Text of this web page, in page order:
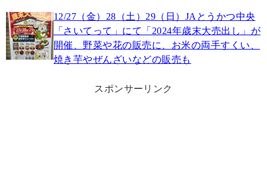
12/27（金）28（土）29（日）JAとうかつ中央
「さいてって」にて「2024年歳末大売出し」が
開催、野菜や花の販売に、お米の両手すくい、
焼き芋やぜんざいなどの販売も
スポンサーリンク